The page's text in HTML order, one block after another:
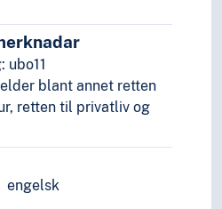
ubo11
blant annet retten
retten til privatliv og
engelsk